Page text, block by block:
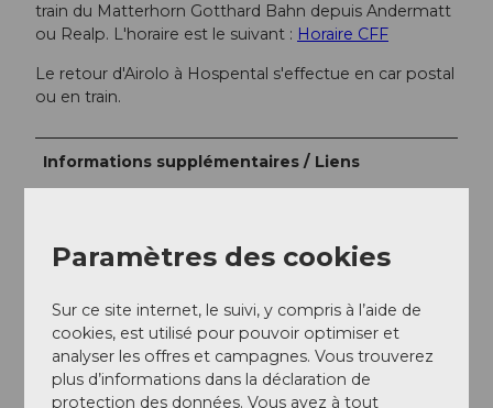
train du Matterhorn Gotthard Bahn depuis Andermatt
ou Realp. L'horaire est le suivant : Horaire CFF
Le retour d'Airolo à Hospental s'effectue en car postal
ou en train.
Informations supplémentaires / Liens
Sasso San Gottardo
Musée national du Saint-Gothard
Paramètres des cookies
Sur ce site internet, le suivi, y compris à l’aide de
cookies, est utilisé pour pouvoir optimiser et
analyser les offres et campagnes. Vous trouverez
plus d’informations dans la déclaration de
protection des données. Vous avez à tout